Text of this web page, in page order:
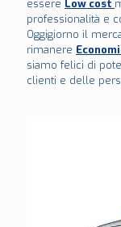
essere Low cost
professionalità e
Oggigiorno il
rimanere
siamo felici di
clienti e delle